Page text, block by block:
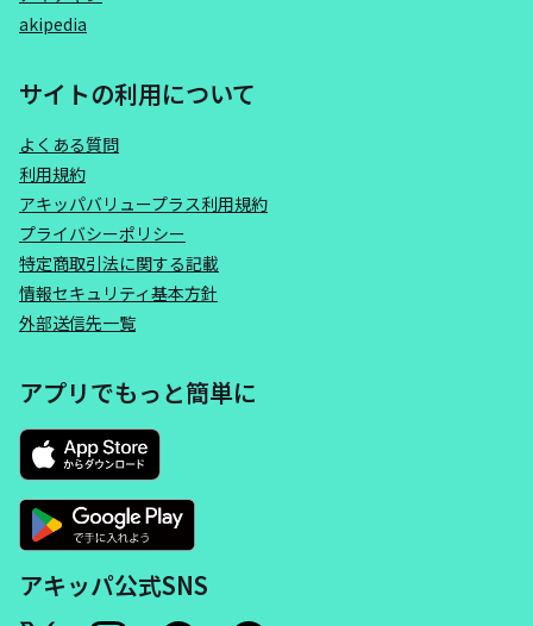
akipedia
サイトの利用について
よくある質問
利用規約
アキッパバリュープラス利用規約
プライバシーポリシー
特定商取引法に関する記載
情報セキュリティ基本方針
外部送信先一覧
アプリでもっと簡単に
アキッパ公式SNS